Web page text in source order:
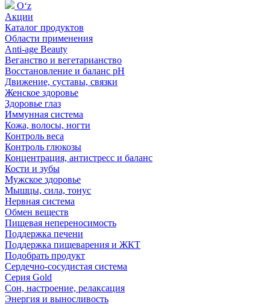
Oʻz
Акции
Каталог продуктов
Области применения
Anti-age Beauty
Веганство и вегетарианство
Восстановление и баланс pH
Движение, суставы, связки
Женское здоровье
Здоровье глаз
Иммунная система
Кожа, волосы, ногти
Контроль веса
Контроль глюкозы
Концентрация, антистресс и баланс
Кости и зубы
Мужское здоровье
Мышцы, сила, тонус
Нервная система
Обмен веществ
Пищевая непереносимость
Поддержка печени
Поддержка пищеварения и ЖКТ
Подобрать продукт
Сердечно-сосудистая система
Серия Gold
Сон, настроение, релаксация
Энергия и выносливость